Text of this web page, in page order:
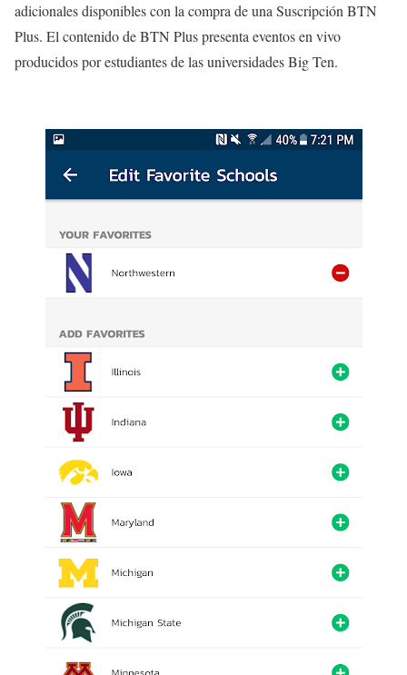
adicionales disponibles con la compra de una Suscripción BTN
Plus. El contenido de BTN Plus presenta eventos en vivo
producidos por estudiantes de las universidades Big Ten.